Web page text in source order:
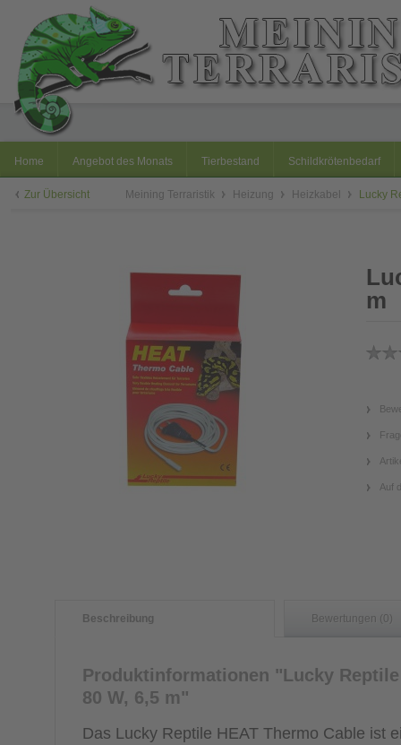
Home Angebot des Monats Tierbestand Schildkrötenbedarf
Zur Übersicht Meining Terraristik Heizung Heizkabel Lucky
m
Auf
Beschreibung Bewertungen (0)
Produktinformationen "Lucky Reptile
80 W, 6,5 m"
Das Lucky Reptile HEAT Thermo Cable ist